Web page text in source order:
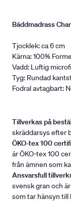
Bäddmadrass
Tjocklek: ca 6 cm
Kärna: 100%
Vadd: Luftig
Tyg: Rundad
Fodral avtagbart:
Tillverkas på
skräddarsys efter
ÖKO-tex 100
är ÖKO-tex 100
från ämnen som
Ansvarsfull
svensk gran och
som tar hänsyn till